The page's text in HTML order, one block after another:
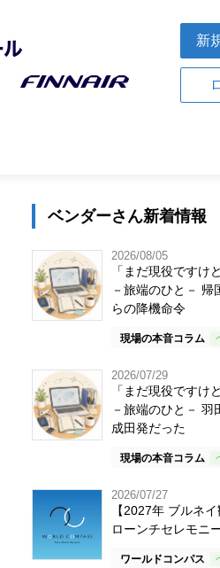
新
ベンダーさん新着情報
2026/08/05
「まだ現役ですけ
－旅端のひと－ 帰
らの降機命令
現場の本音コラム
2026/07/29
「まだ現役ですけ
－旅端のひと－ 羽
成田発だった
現場の本音コラム
2026/07/27
【2027年 ブルネ
ローンチセレモニ
ワールドコンパス